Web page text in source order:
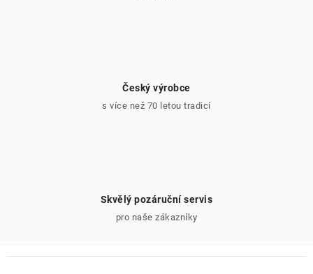
Český výrobce
s více než 70 letou tradicí
Skvělý pozáruční servis
pro naše zákazníky